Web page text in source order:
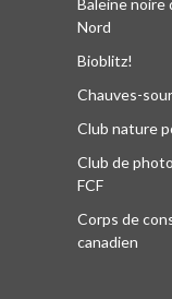
Baleine noire
Nord
Bioblitz!
Chauves-
Club nature
Club de
FCF
Corps de
canadien